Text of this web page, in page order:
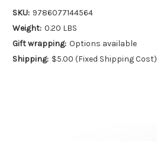
SKU: 9786077144564
Weight: 0.20 LBS
Gift wrapping: Options available
Shipping: $5.00 (Fixed Shipping Cost)